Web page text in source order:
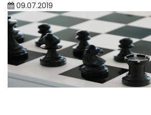
09.07.2019